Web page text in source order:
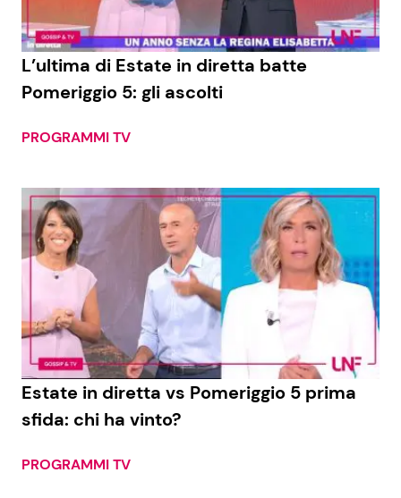
Viaggi e Turismo
Festività
Ricette Feste
Ricette per Bambini
Seguici
Info
Chi siamo
Disclaimer e Privacy
Redazione
Contattaci
Pubblicità
L’ultima di Estate in diretta batte
Pomeriggio 5: gli ascolti
PROGRAMMI TV
Estate in diretta vs Pomeriggio 5 prima
sfida: chi ha vinto?
PROGRAMMI TV